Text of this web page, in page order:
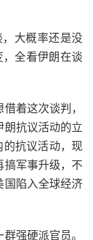
大概率还是没
全看伊朗在谈
着这次谈判，
抗议活动的立
的抗议活动，现
军事升级，不
国陷入全球经济
强硬派官员。